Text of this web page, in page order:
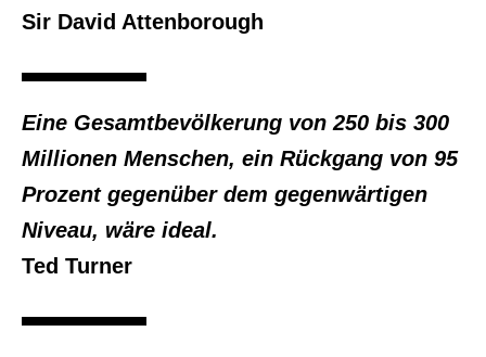
Sir David Attenborough
Eine Gesamtbevölkerung von 250 bis 300
Millionen Menschen, ein Rückgang von 95
Prozent gegenüber dem gegenwärtigen
Niveau, wäre ideal.
Ted Turner